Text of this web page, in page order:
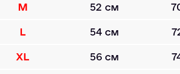
M 52 см
L 54 см
XL 56 см